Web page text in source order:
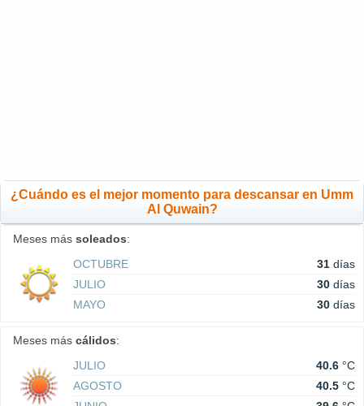
¿Cuándo es el mejor momento para descansar en Umm
Al Quwain?
Meses más soleados:
OCTUBRE
31 días
JULIO
30 días
MAYO
30 días
Meses más cálidos:
JULIO
40.6 °C
AGOSTO
40.5 °C